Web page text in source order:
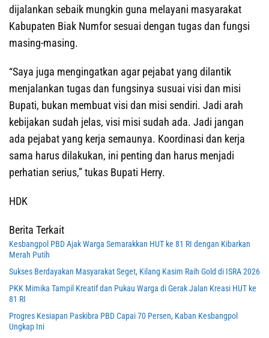
dijalankan sebaik mungkin guna melayani masyarakat
Kabupaten Biak Numfor sesuai dengan tugas dan fungsi
masing-masing.
“Saya juga mengingatkan agar pejabat yang dilantik
menjalankan tugas dan fungsinya susuai visi dan misi
Bupati, bukan membuat visi dan misi sendiri. Jadi arah
kebijakan sudah jelas, visi misi sudah ada. Jadi jangan
ada pejabat yang kerja semaunya. Koordinasi dan kerja
sama harus dilakukan, ini penting dan harus menjadi
perhatian serius,” tukas Bupati Herry.
HDK
Berita Terkait
Kesbangpol PBD Ajak Warga Semarakkan HUT ke 81 RI dengan Kibarkan
Merah Putih
Sukses Berdayakan Masyarakat Seget, Kilang Kasim Raih Gold di ISRA 2026
PKK Mimika Tampil Kreatif dan Pukau Warga di Gerak Jalan Kreasi HUT ke
81 RI
Progres Kesiapan Paskibra PBD Capai 70 Persen, Kaban Kesbangpol
Ungkap Ini